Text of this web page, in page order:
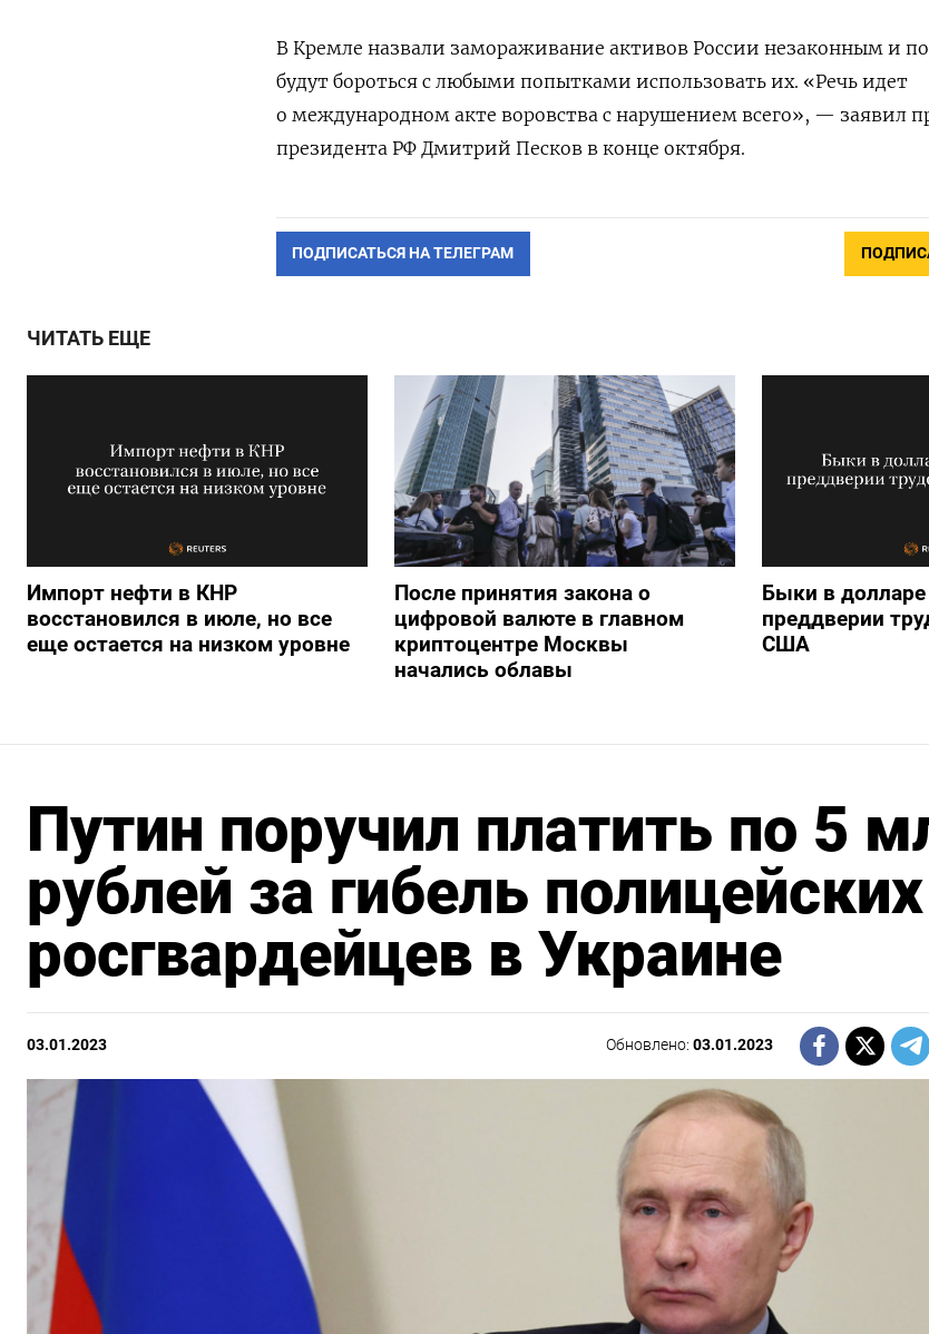
В Кремле назвали замораживание активов России незаконным и
будут бороться с любыми попытками использовать их. «Речь идет
о международном акте воровства с нарушением всего», — заявил
президента РФ Дмитрий Песков в конце октября.
ПОДПИСАТЬСЯ НА ТЕЛЕГРАМ
ЧИТАТЬ ЕЩЕ
Импорт нефти в КНР
восстановился в июле, но все
еще остается на низком уровне
После принятия закона о
цифровой валюте в главном
криптоцентре Москвы
начались облавы
Быки в
преддверии
США
Путин поручил платить по 5
рублей за гибель
росгвардейцев в Украине
03.01.2023 Обновлено:03.01.2023